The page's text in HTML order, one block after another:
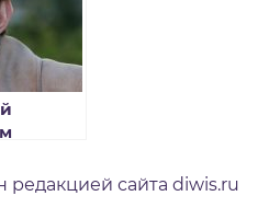
редакцией сайта diwis.ru